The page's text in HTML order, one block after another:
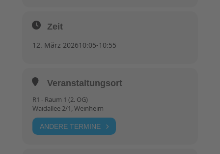
Zeit
12. März 202610:05-10:55
Veranstaltungsort
R1 - Raum 1 (2. OG)
Waidallee 2/1, Weinheim
ANDERE TERMINE